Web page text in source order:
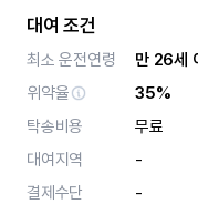
대여 조건
최소 운전연령
만 26세
위약율
35%
탁송비용
무료
대여지역
-
결제수단
-